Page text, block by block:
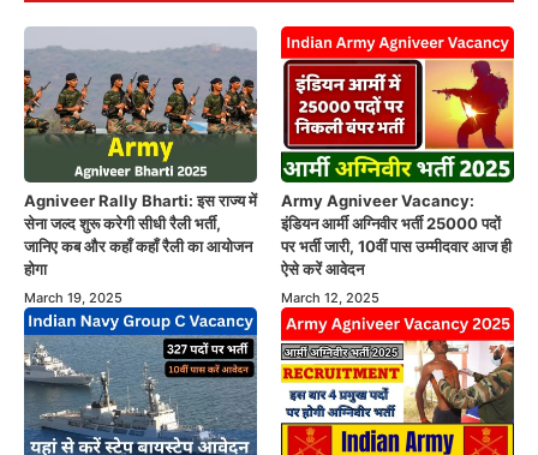
Agniveer Rally Bharti: इस राज्य में
सेना जल्द शुरू करेगी सीधी रैली भर्ती,
जानिए कब और कहाँ कहाँ रैली का आयोजन
होगा
March 19, 2025
Army Agniveer Vacancy:
इंडियन आर्मी अग्निवीर भर्ती 25000 पदों
पर भर्ती जारी, 10वीं पास उम्मीदवार आज ही
ऐसे करें आवेदन
March 12, 2025